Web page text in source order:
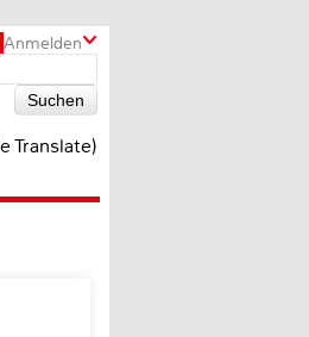
Anmelden
Translate)